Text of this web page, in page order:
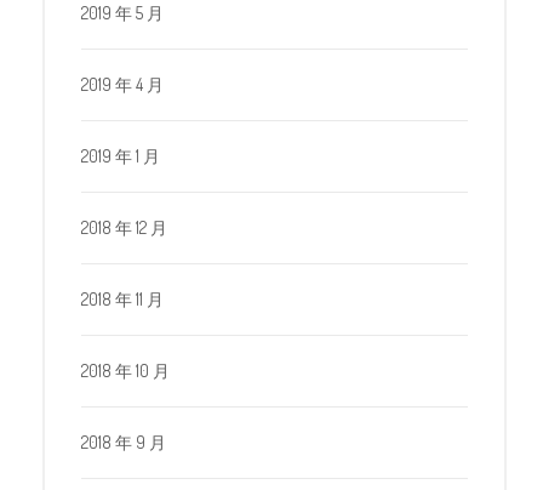
2019 年 5 月
2019 年 4 月
2019 年 1 月
2018 年 12 月
2018 年 11 月
2018 年 10 月
2018 年 9 月